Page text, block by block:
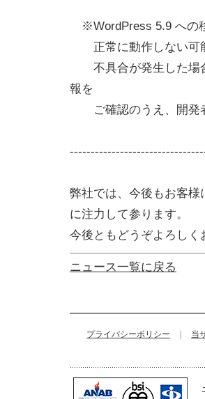
※WordPress 5.9 への
正常に動作しない可
不具合が発生した場
報を
ご確認のうえ、開発
弊社では、今後もお客
に注力して参ります。
今後ともどうぞよろし
ニュース一覧に戻る
プライバシーポリシー 当